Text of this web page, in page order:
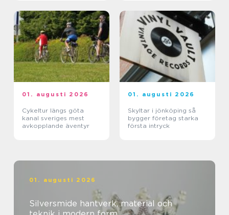
01. augusti 2026
Cykeltur längs göta
kanal sveriges mest
avkopplande äventyr
01. augusti 2026
Skyltar i jönköping så
bygger företag starka
första intryck
01. augusti 2026
Silversmide hantverk, material och